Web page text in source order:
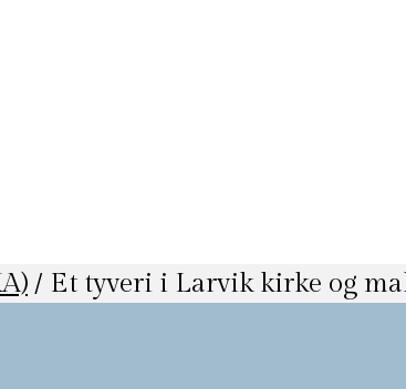
/ Et tyveri i Larvik kirke og